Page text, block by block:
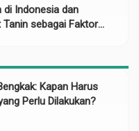
di Indonesia dan
sebagai Faktor
Kapan Harus
Perlu Dilakukan?